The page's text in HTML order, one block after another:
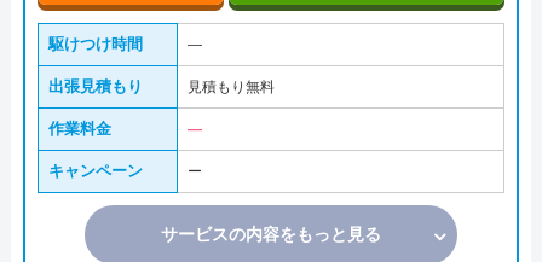
駆けつけ時間 ―
出張見積もり 見積もり無料
作業料金 ―
キャンペーン ー
サービスの内容をもっと見る